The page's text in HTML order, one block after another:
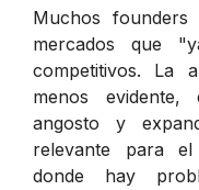
Muchos
mercados que
competitivos. La
menos
angosto y
relevante para el
donde hay